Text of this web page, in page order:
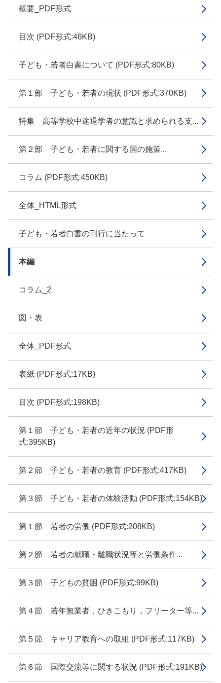
概要_PDF形式
目次 (PDF形式:46KB)
子ども・若者白書について (PDF形式:80KB)
第１部 子ども・若者の現状 (PDF形式:370KB)
特集 高等学校中途退学者の意識と求められる支...
第２部 子ども・若者に関する国の施策...
コラム (PDF形式:450KB)
全体_HTML形式
子ども・若者白書の刊行に当たって
本編
コラム_2
図・表
全体_PDF形式
表紙 (PDF形式:17KB)
目次 (PDF形式:198KB)
第１節 子ども・若者の近年の状況 (PDF形
式:395KB)
第２節 子ども・若者の教育 (PDF形式:417KB)
第３節 子ども・若者の体験活動 (PDF形式:154KB)
第１節 若者の労働 (PDF形式:208KB)
第２節 若者の就職・離職状況等と労働条件...
第３節 子どもの貧困 (PDF形式:99KB)
第４節 若年無業者，ひきこもり，フリーター等...
第５節 キャリア教育への取組 (PDF形式:117KB)
第６節 国際交流等に関する状況 (PDF形式:191KB)